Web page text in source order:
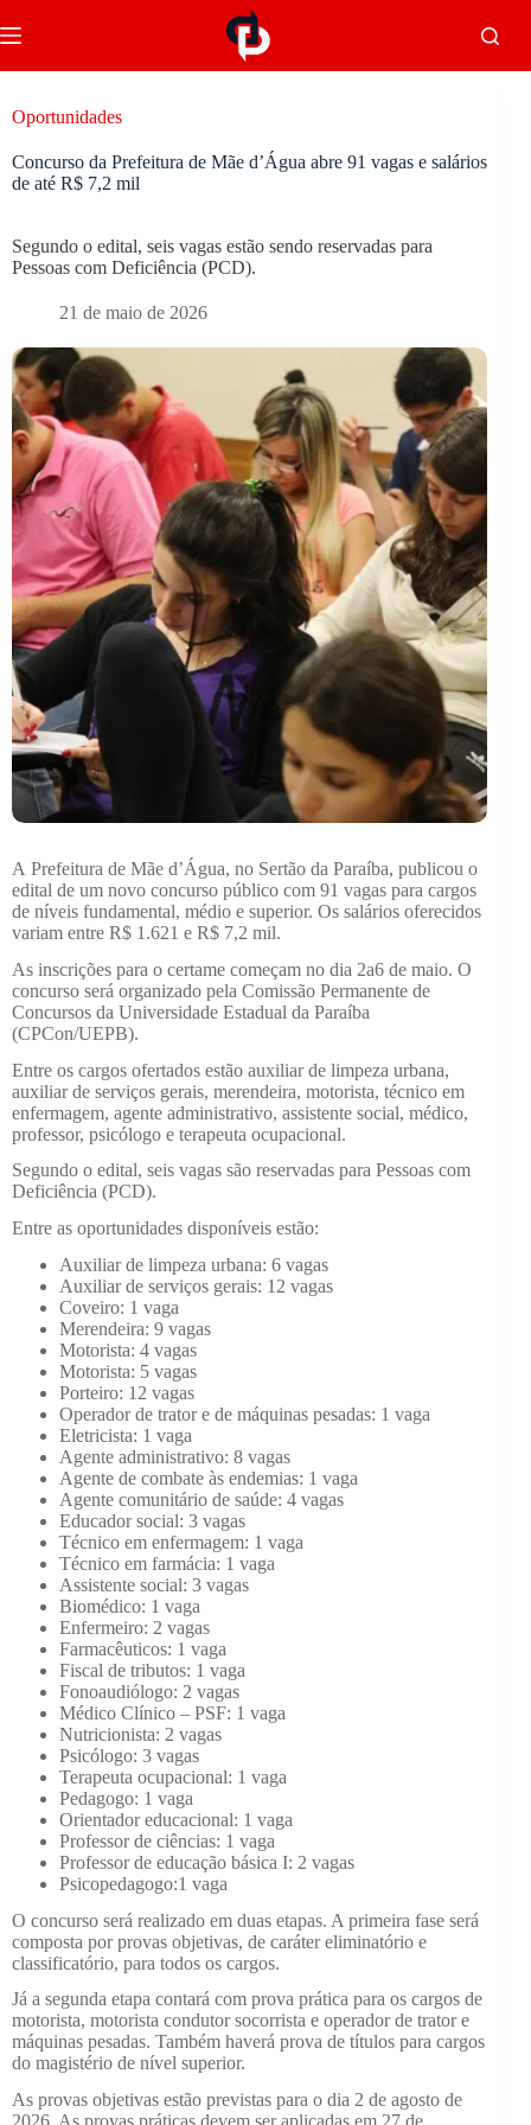
Oportunidades
Concurso da Prefeitura de Mãe d’Água abre 91 vagas e salários
de até R$ 7,2 mil
Segundo o edital, seis vagas estão sendo reservadas para
Pessoas com Deficiência (PCD).
21 de maio de 2026
A Prefeitura de Mãe d’Água, no Sertão da Paraíba, publicou o
edital de um novo concurso público com 91 vagas para cargos
de níveis fundamental, médio e superior. Os salários oferecidos
variam entre R$ 1.621 e R$ 7,2 mil.
As inscrições para o certame começam no dia 2a6 de maio. O
concurso será organizado pela Comissão Permanente de
Concursos da Universidade Estadual da Paraíba
(CPCon/UEPB).
Entre os cargos ofertados estão auxiliar de limpeza urbana,
auxiliar de serviços gerais, merendeira, motorista, técnico em
enfermagem, agente administrativo, assistente social, médico,
professor, psicólogo e terapeuta ocupacional.
Segundo o edital, seis vagas são reservadas para Pessoas com
Deficiência (PCD).
Entre as oportunidades disponíveis estão:
Auxiliar de limpeza urbana: 6 vagas
Auxiliar de serviços gerais: 12 vagas
Coveiro: 1 vaga
Merendeira: 9 vagas
Motorista: 4 vagas
Motorista: 5 vagas
Porteiro: 12 vagas
Operador de trator e de máquinas pesadas: 1 vaga
Eletricista: 1 vaga
Agente administrativo: 8 vagas
Agente de combate às endemias: 1 vaga
Agente comunitário de saúde: 4 vagas
Educador social: 3 vagas
Técnico em enfermagem: 1 vaga
Técnico em farmácia: 1 vaga
Assistente social: 3 vagas
Biomédico: 1 vaga
Enfermeiro: 2 vagas
Farmacêuticos: 1 vaga
Fiscal de tributos: 1 vaga
Fonoaudiólogo: 2 vagas
Médico Clínico – PSF: 1 vaga
Nutricionista: 2 vagas
Psicólogo: 3 vagas
Terapeuta ocupacional: 1 vaga
Pedagogo: 1 vaga
Orientador educacional: 1 vaga
Professor de ciências: 1 vaga
Professor de educação básica I: 2 vagas
Psicopedagogo:1 vaga
O concurso será realizado em duas etapas. A primeira fase será
composta por provas objetivas, de caráter eliminatório e
classificatório, para todos os cargos.
Já a segunda etapa contará com prova prática para os cargos de
motorista, motorista condutor socorrista e operador de trator e
máquinas pesadas. Também haverá prova de títulos para cargos
do magistério de nível superior.
As provas objetivas estão previstas para o dia 2 de agosto de